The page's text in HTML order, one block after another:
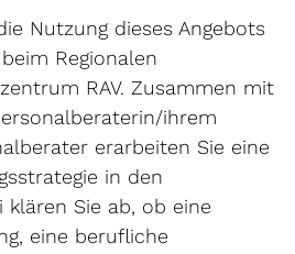
Nutzung dieses Angebots
Regionalen
RAV. Zusammen mit
ihrem
erarbeiten Sie eine
in den
klären Sie ab, ob eine
eine berufliche